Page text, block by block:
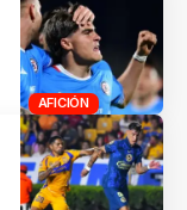
AFICIÓN